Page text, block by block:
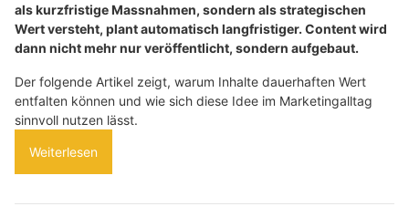
als kurzfristige Massnahmen, sondern als strategischen
Wert versteht, plant automatisch langfristiger. Content wird
dann nicht mehr nur veröffentlicht, sondern aufgebaut.
Der folgende Artikel zeigt, warum Inhalte dauerhaften Wert
entfalten können und wie sich diese Idee im Marketingalltag
sinnvoll nutzen lässt.
Weiterlesen